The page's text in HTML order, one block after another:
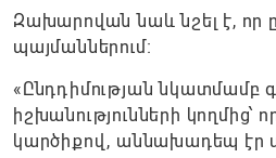
Զախարովան նաև նշել է, որ
պայմաններում։
«Ընդդիմության նկատմամբ
իշխանությունների
կարծիքով, աննախադեպ էր